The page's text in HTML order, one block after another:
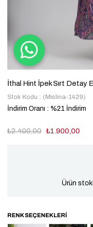
İthal Hint İpek Sırt Detay
Stok Kodu (Mislina-1429)
İndirim Oranı : %21 İndirim
₺2.400,00 ₺1.900,00
Ürün